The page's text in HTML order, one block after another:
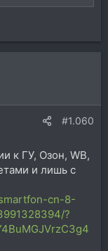
#1.060
к ГУ, Озон, WB,
и лишь с
cn-8-
?